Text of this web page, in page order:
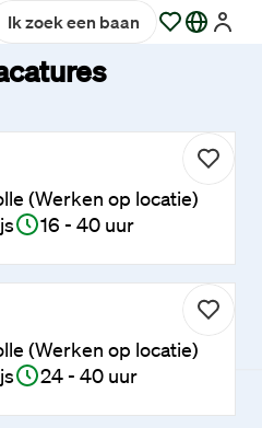
Ik zoek een baan
van cookies
(Werken op locatie)
16 - 40 uur
(Werken op locatie)
24 - 40 uur